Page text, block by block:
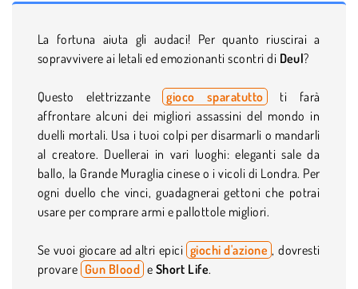
La fortuna aiuta gli audaci! Per quanto riuscirai a
sopravvivere ai letali ed emozionanti scontri di Deul?
Questo elettrizzante gioco sparatutto ti farà
affrontare alcuni dei migliori assassini del mondo in
duelli mortali. Usa i tuoi colpi per disarmarli o mandarli
al creatore. Duellerai in vari luoghi: eleganti sale da
ballo, la Grande Muraglia cinese o i vicoli di Londra. Per
ogni duello che vinci, guadagnerai gettoni che potrai
usare per comprare armi e pallottole migliori.
Se vuoi giocare ad altri epici giochi d'azione , dovresti
provare Gun Blood e Short Life.